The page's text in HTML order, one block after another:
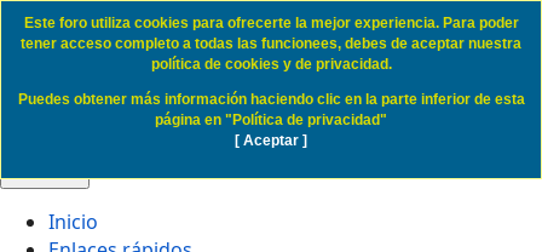
Politica de Cookies SD Eibar
Inicio
Este foro utiliza cookies para ofrecerte la mejor experiencia. Para poder
tener acceso completo a todas las funcionees, debes de aceptar nuestra
política de cookies y de privacidad.
Puedes obtener más información haciendo clic en la parte inferior de esta
página en "Política de privacidad"
[ Aceptar ]